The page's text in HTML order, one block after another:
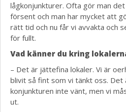
lågkonjunkturer. Ofta gör man
försent och man har mycket att
rätt tid och nu får vi avvakta och
för fullt.
Vad känner du kring
– Det är jättefina lokaler. Vi är
blivit så fint som vi tänkt oss.
konjunkturen inte vänt, men vi
ut.